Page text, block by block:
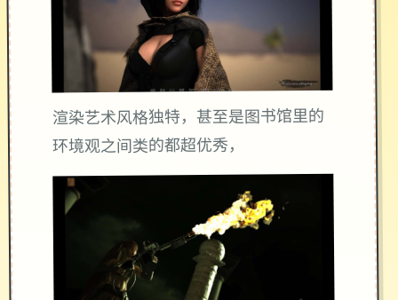
渲染艺术风格独特，甚至是图书馆里的
环境观之间类的都超优秀，